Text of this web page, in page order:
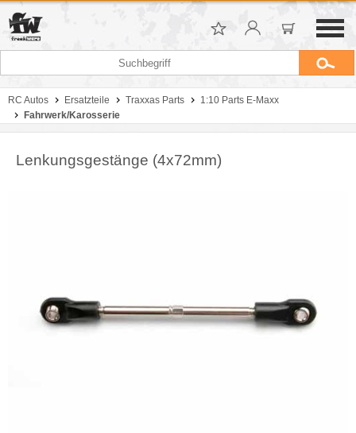
RC Autos Ersatzteile Traxxas Parts
1:10 Parts E-Maxx
Fahrwerk/Karosserie
Lenkungsgestänge (4x72mm)